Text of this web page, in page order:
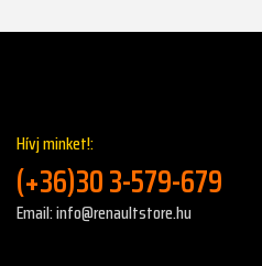
Hívj minket!:
(+36)30 3-579-679
Email: info@renaultstore.hu